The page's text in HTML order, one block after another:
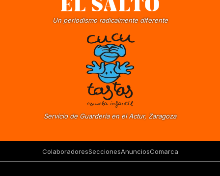
Un periodismo radicalmente diferente
Servicio de Guardería en el Actur, Zaragoza
ColaboradoresSeccionesAnunciosComarca